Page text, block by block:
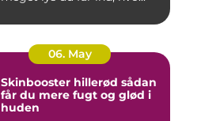
06. May
Skinbooster hillerød sådan
får du mere fugt og glød i
huden